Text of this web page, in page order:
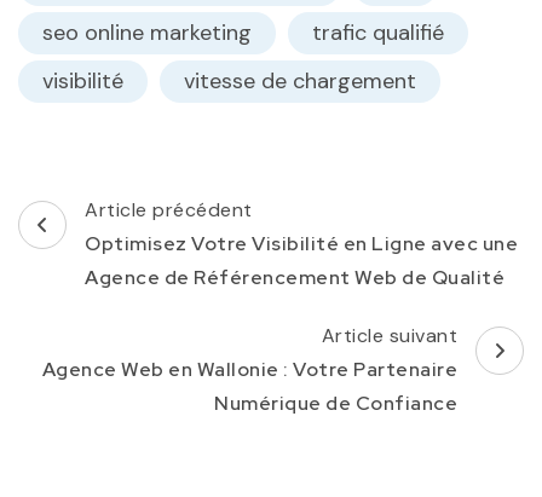
seo online marketing
trafic qualifié
visibilité
vitesse de chargement
Navigation
d'article
Article précédent
Optimisez Votre Visibilité en Ligne avec une
Agence de Référencement Web de Qualité
Article suivant
Agence Web en Wallonie : Votre Partenaire
Numérique de Confiance